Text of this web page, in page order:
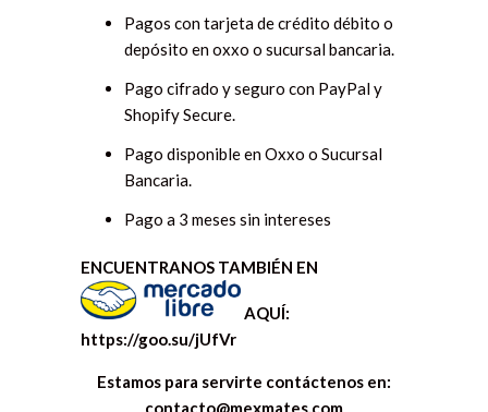
Pagos con tarjeta de crédito débito o
depósito en oxxo o sucursal bancaria.
Pago cifrado y seguro con PayPal y
Shopify Secure.
Pago disponible en Oxxo o Sucursal
Bancaria.
Pago a 3 meses sin intereses
ENCUENTRANOS TAMBIÉN EN
AQUÍ:
https://goo.su/jUfVr
Estamos para servirte contáctenos en:
contacto@mexmates.com